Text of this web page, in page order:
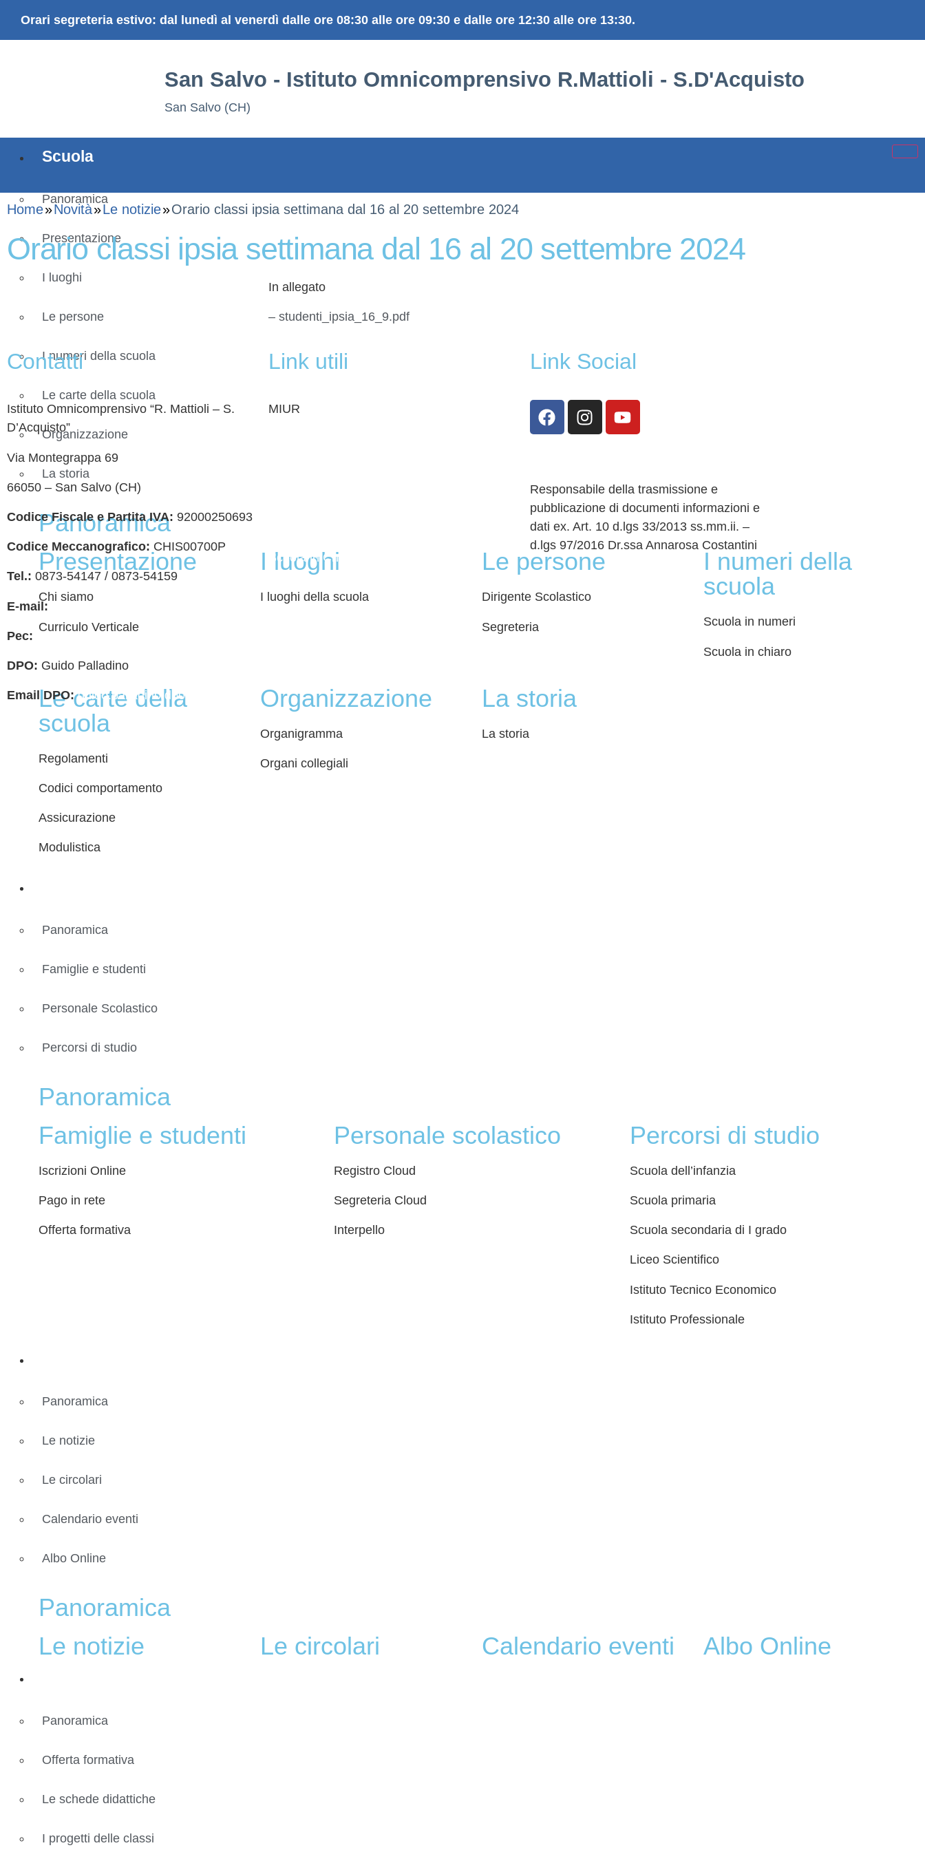
Orari segreteria estivo: dal lunedì al venerdì dalle ore 08:30 alle ore 09:30 e dalle ore 12:30 alle ore 13:30.
San Salvo - Istituto Omnicomprensivo R.Mattioli - S.D'Acquisto
San Salvo (CH)
Scuola
Panoramica
Presentazione
I luoghi
Le persone
I numeri della scuola
Le carte della scuola
Organizzazione
La storia
Panoramica
Presentazione
Chi siamo
Curriculo Verticale
I luoghi
I luoghi della scuola
Le persone
Dirigente Scolastico
Segreteria
I numeri della
scuola
Scuola in numeri
Scuola in chiaro
Le carte della
scuola
Regolamenti
Codici comportamento
Assicurazione
Modulistica
Organizzazione
Organigramma
Organi collegiali
La storia
La storia
Panoramica
Famiglie e studenti
Personale Scolastico
Percorsi di studio
Panoramica
Famiglie e studenti
Iscrizioni Online
Pago in rete
Offerta formativa
Personale scolastico
Registro Cloud
Segreteria Cloud
Interpello
Percorsi di studio
Scuola dell’infanzia
Scuola primaria
Scuola secondaria di I grado
Liceo Scientifico
Istituto Tecnico Economico
Istituto Professionale
Panoramica
Le notizie
Le circolari
Calendario eventi
Albo Online
Panoramica
Le notizie
Le circolari Calendario eventi Albo Online
Panoramica
Offerta formativa
Le schede didattiche
I progetti delle classi
Home Novità Le notizie Orario classi ipsia settimana dal 16 al 20 settembre 2024
Orario classi ipsia settimana dal 16 al 20 settembre 2024
In allegato
– studenti_ipsia_16_9.pdf
Contatti
Istituto Omnicomprensivo “R. Mattioli – S.
D’Acquisto”
Via Montegrappa 69
66050 – San Salvo (CH)
Codice Fiscale e Partita IVA: 92000250693
Codice Meccanografico: CHIS00700P
Tel.: 0873-54147 / 0873-54159
E-mail:
Pec: chis00700p@pec.istruzione.it
DPO: Guido Palladino
Email DPO: guido.palladino.dpo@gmail.com
Link utili
MIUR
Scuola in Chiaro
Link Social
Responsabile della trasmissione e
pubblicazione di documenti informazioni e
dati ex. Art. 10 d.lgs 33/2013 ss.mm.ii. –
d.lgs 97/2016 Dr.ssa Annarosa Costantini